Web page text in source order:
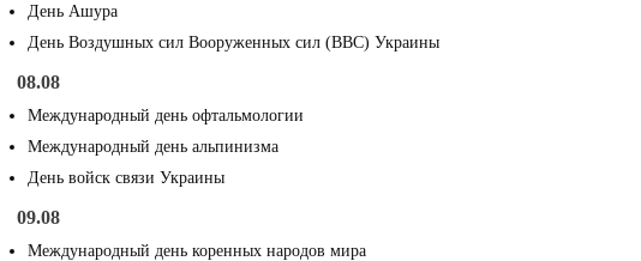
День Ашура
День Воздушных сил Вооруженных сил (ВВС) Украины
08.08
Международный день офтальмологии
Международный день альпинизма
День войск связи Украины
09.08
Международный день коренных народов мира